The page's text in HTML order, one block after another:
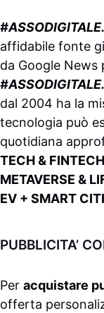
#ASSODIGITALE.
affidabile fonte
da Google News
#ASSODIGITALE.
dal 2004 ha la
tecnologia può
quotidiana
TECH &
METAVERSE &
EV + SMART
PUBBLICITA’
Per acquistare
offerta